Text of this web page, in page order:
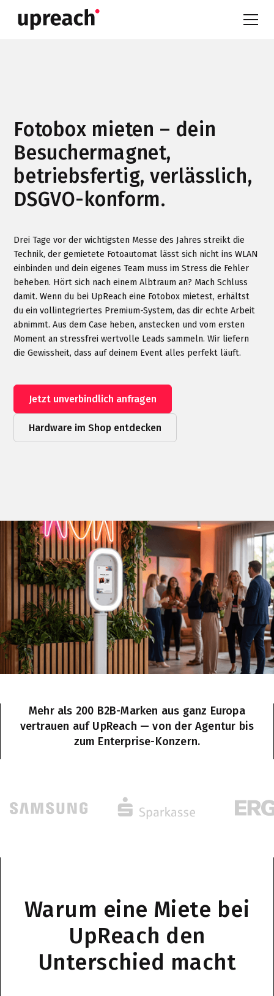
Fotobox mieten – dein
Besuchermagnet,
betriebsfertig, verlässlich,
DSGVO-konform.
Drei Tage vor der wichtigsten Messe des Jahres streikt die
Technik, der gemietete Fotoautomat lässt sich nicht ins WLAN
einbinden und dein eigenes Team muss im Stress die Fehler
beheben. Hört sich nach einem Albtraum an? Mach Schluss
damit. Wenn du bei UpReach eine Fotobox mietest, erhältst
du ein vollintegriertes Premium-System, das dir echte Arbeit
abnimmt. Aus dem Case heben, anstecken und vom ersten
Moment an stressfrei wertvolle Leads sammeln. Wir liefern
die Gewissheit, dass auf deinem Event alles perfekt läuft.
Jetzt unverbindlich anfragen
Hardware im Shop entdecken
Mehr als 200 B2B-Marken aus ganz Europa
vertrauen auf UpReach — von der Agentur bis
zum Enterprise-Konzern.
Warum eine Miete bei
UpReach den
Unterschied macht